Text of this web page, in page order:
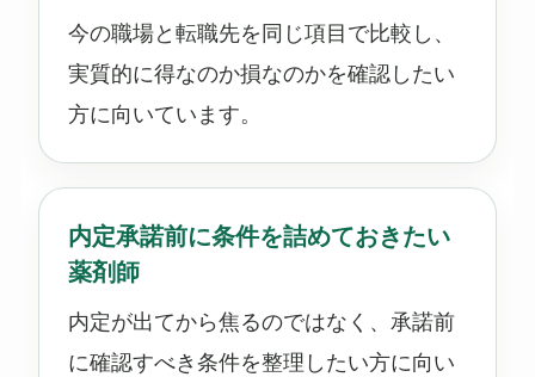
今の職場と転職先を同じ項目で比較し、
実質的に得なのか損なのかを確認したい
方に向いています。
内定承諾前に条件を詰めておきたい
薬剤師
内定が出てから焦るのではなく、承諾前
に確認すべき条件を整理したい方に向い